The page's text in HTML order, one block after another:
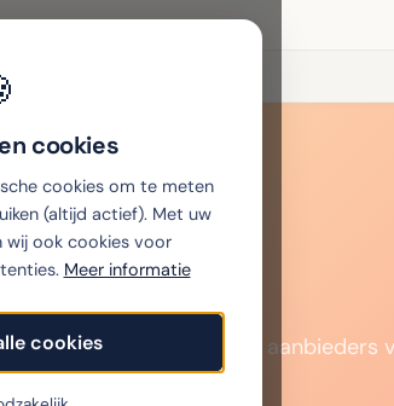
cookies
cookies om te meten
(altijd actief). Met uw
ook cookies voor
Meer informatie
cookies
›eSIM Curaçao
5 GB vanaf € 16,44. 10
gecheckt (juli 2026).